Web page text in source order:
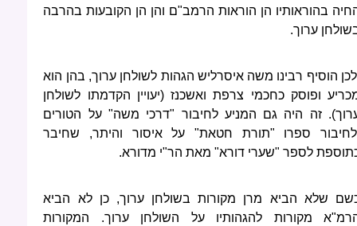
בהוראותיו הן הוראות הרמב"ם והן הן הקובעות בהרבה
ערוך.
הוסיף רבינו משה איסרליש הגהות לשולחן ערוך, בהן הוא
ופוסק כחכמי צרפת ואשכנז (יעויין הקדמתו לשולחן
זה היה גם המניע לחיבור "דרכי משה" על הטורים
ספרו "תורת חטאת" על איסור והיתר, שחיבר
לספר "שערי דורא" מאת הר"י מדורא.
שלא הביא מרן מקורות בשולחן ערוך, כן לא הביא
מקורות להגהותיו על השולחן ערוך. המקורות